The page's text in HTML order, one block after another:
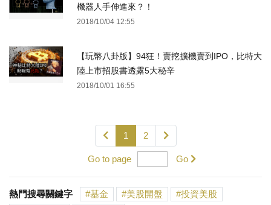
機器人手伸進來？！
2018/10/04 12:55
【玩幣八卦版】94狂！賣挖擴機賣到IPO，比特大
陸上市招股書透露5大秘辛
2018/10/01 16:55
1 2
Go to page Go
熱門搜尋關鍵字 基金 美股開盤
投資美股